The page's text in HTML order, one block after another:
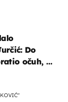
Do
očuh, a